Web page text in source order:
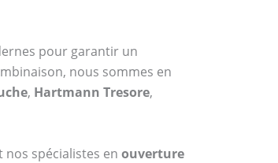
pour garantir un
nous sommes en
, Hartmann Tresore,
spécialistes en ouverture